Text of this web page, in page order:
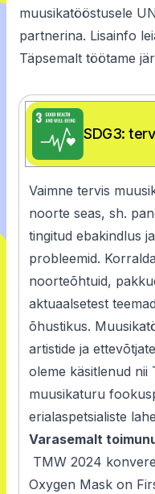
muusikatööstusele
partnerina. Lisainfo
Täpsemalt töötame
SDG3:
Vaimne tervis
noorte seas, sh.
tingitud ebakindlus
probleemid.
noorteõhtuid,
aktuaalsetest
õhustikus.
artistide ja
oleme käsitlenud
muusikaturu
erialaspetsialiste
Varasemalt
TMW 2024
Oxygen Mask on